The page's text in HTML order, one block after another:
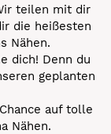
teilen mit dir
die heißesten
Nähen.
dich! Denn du
geplanten
auf tolle
Nähen.